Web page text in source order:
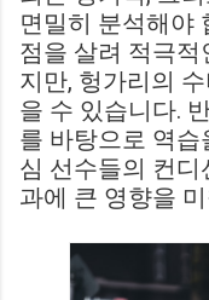
면밀히 분석해야
점을 살려 적극적
지만, 헝가리의
을 수 있습니다.
를 바탕으로 역습
심 선수들의 컨디
과에 큰 영향을